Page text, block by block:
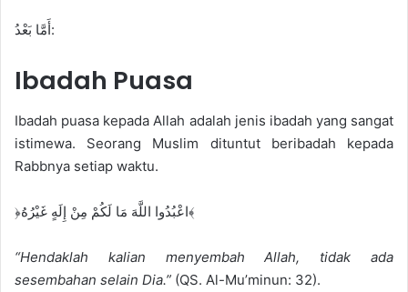
أَمَّا بَعْدُ:
Ibadah Puasa
Ibadah puasa kepada Allah adalah jenis ibadah yang sangat
istimewa. Seorang Muslim dituntut beribadah kepada
Rabbnya setiap waktu.
﴿اعْبُدُوا اللَّهَ مَا لَكُمْ مِنْ إِلَهٍ غَيْرُهُ﴾
“Hendaklah kalian menyembah Allah, tidak ada
sesembahan selain Dia.” (QS. Al-Mu’minun: 32).